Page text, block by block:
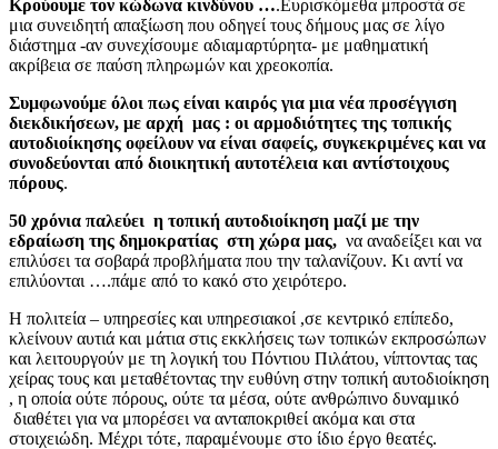
Κρούουμε τον κώδωνα κινδύνου ….Ευρισκόμεθα μπροστά σε
μια συνειδητή απαξίωση που οδηγεί τους δήμους μας σε λίγο
διάστημα -αν συνεχίσουμε αδιαμαρτύρητα- με μαθηματική
ακρίβεια σε παύση πληρωμών και χρεοκοπία.
Συμφωνούμε όλοι πως είναι καιρός για μια νέα προσέγγιση
διεκδικήσεων, με αρχή μας : οι αρμοδιότητες της τοπικής
αυτοδιοίκησης οφείλουν να είναι σαφείς, συγκεκριμένες και να
συνοδεύονται από διοικητική αυτοτέλεια και αντίστοιχους
πόρους.
50 χρόνια παλεύει η τοπική αυτοδιοίκηση μαζί με την
εδραίωση της δημοκρατίας στη χώρα μας, να αναδείξει και να
επιλύσει τα σοβαρά προβλήματα που την ταλανίζουν. Κι αντί να
επιλύονται ….πάμε από το κακό στο χειρότερο.
Η πολιτεία – υπηρεσίες και υπηρεσιακοί ,σε κεντρικό επίπεδο,
κλείνουν αυτιά και μάτια στις εκκλήσεις των τοπικών εκπροσώπων
και λειτουργούν με τη λογική του Πόντιου Πιλάτου, νίπτοντας τας
χείρας τους και μεταθέτοντας την ευθύνη στην τοπική αυτοδιοίκηση
, η οποία ούτε πόρους, ούτε τα μέσα, ούτε ανθρώπινο δυναμικό
διαθέτει για να μπορέσει να ανταποκριθεί ακόμα και στα
στοιχειώδη. Μέχρι τότε, παραμένουμε στο ίδιο έργο θεατές.